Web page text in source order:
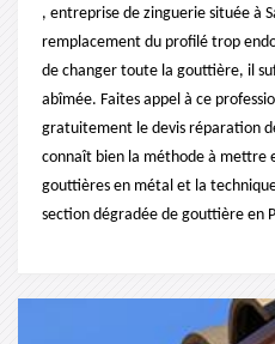
, entreprise de zinguerie située à
remplacement du profilé trop
de changer toute la gouttière, il
abîmée. Faites appel à ce
gratuitement le devis réparation
connaît bien la méthode à mettre
gouttières en métal et la
section dégradée de gouttière en